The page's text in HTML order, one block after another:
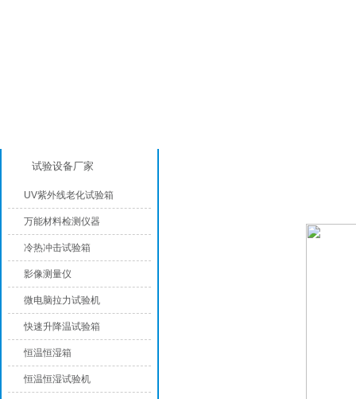
试验设备厂家
UV紫外线老化试验箱
万能材料检测仪器
冷热冲击试验箱
影像测量仪
微电脑拉力试验机
快速升降温试验箱
恒温恒湿箱
恒温恒湿试验机